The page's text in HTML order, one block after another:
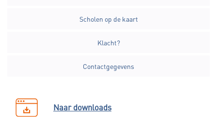
Scholen op de kaart
Klacht?
Contactgegevens
Naar downloads